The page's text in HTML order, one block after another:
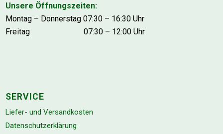
Unsere Öffnungszeiten:
Montag – Donnerstag 07:30 – 16:30 Uhr
Freitag 07:30 – 12:00 Uhr
SERVICE
Liefer- und Versandkosten
Datenschutzerklärung